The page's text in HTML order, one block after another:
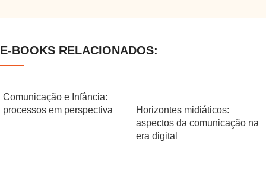
E-BOOKS RELACIONADOS:
​Comunicação e Infância:
processos em perspectiva
Horizontes midiáticos:
aspectos da comunicação na
era digital